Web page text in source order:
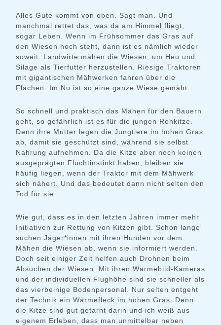
Alles Gute kommt von oben. Sagt man. Und
manchmal rettet das, was da am Himmel fliegt,
sogar Leben. Wenn im Frühsommer das Gras auf
den Wiesen hoch steht, dann ist es nämlich wieder
soweit. Landwirte mähen die Wiesen, um Heu und
Silage als Tierfutter herzustellen. Riesige Traktoren
mit gigantischen Mähwerken fahren über die
Flächen. Im Nu ist so eine ganze Wiese gemäht.
So schnell und praktisch das Mähen für den Bauern
geht, so gefährlich ist es für die jungen Rehkitze.
Denn ihre Mütter legen die Jungtiere im hohen Gras
ab, damit sie geschützt sind, während sie selbst
Nahrung aufnehmen. Da die Kitze aber noch keinen
ausgeprägten Fluchtinstinkt haben, bleiben sie
häufig liegen, wenn der Traktor mit dem Mähwerk
sich nähert. Und das bedeutet dann nicht selten den
Tod für sie.
Wie gut, dass es in den letzten Jahren immer mehr
Initiativen zur Rettung von Kitzen gibt. Schon lange
suchen Jäger*innen mit ihren Hunden vor dem
Mähen die Wiesen ab, wenn sie informiert werden.
Doch seit einiger Zeit helfen auch Drohnen beim
Absuchen der Wiesen. Mit ihren Wärmebild-Kameras
und der individuellen Flughöhe sind sie schneller als
das vierbeinige Bodenpersonal. Nur selten entgeht
der Technik ein Wärmefleck im hohen Gras. Denn
die Kitze sind gut getarnt darin und ich weiß aus
eigenem Erleben, dass man unmittelbar neben